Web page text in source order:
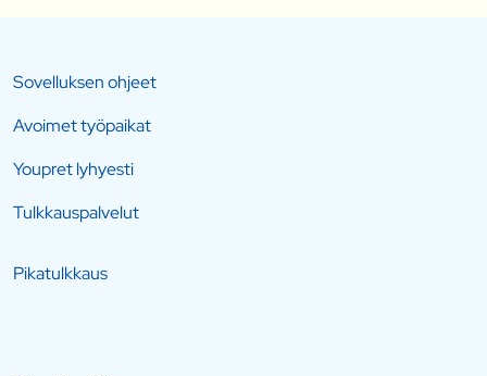
Sovelluksen ohjeet
Avoimet työpaikat
Youpret lyhyesti
Tulkkauspalvelut
Pikatulkkaus